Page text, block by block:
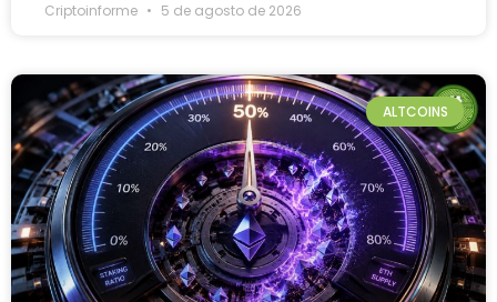
Criptoinforme 5 de agosto de 2026
ALTCOINS